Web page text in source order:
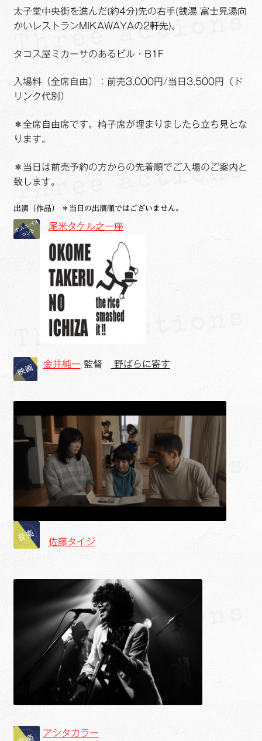
太子堂中央街を進んだ(約4分)先の右手(銭湯 富士見湯向
かいレストランMIKAWAYAの2軒先)。
タコス屋ミカーサのあるビル・B1F
入場料（全席自由）：前売3,000円/当日3,500円（ド
リンク代別）
＊全席自由席です。椅子席が埋まりましたら立ち見とな
ります。
＊当日は前売予約の方からの先着順でご入場のご案内と
致します。
出演（作品） ＊当日の出演順ではございません。
尾米タケル之一座
金井純一監督 野ばらに寄す
佐藤タイジ
アシタカラー